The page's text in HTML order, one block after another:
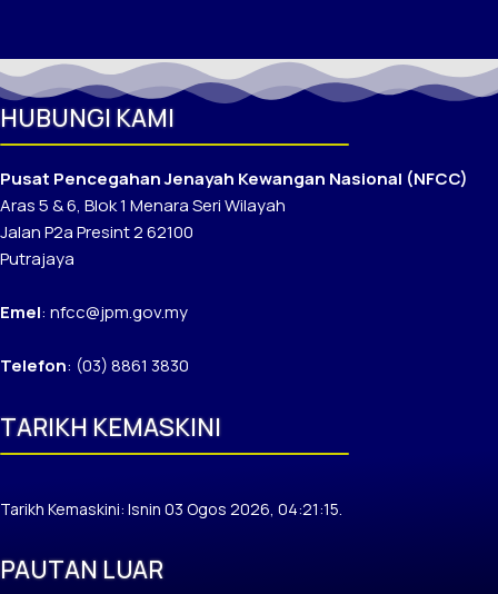
HUBUNGI KAMI
Pusat Pencegahan Jenayah Kewangan Nasional (NFCC)
Aras 5 & 6, Blok 1 Menara Seri Wilayah
Jalan P2a Presint 2 62100
Putrajaya
Emel: nfcc@jpm.gov.my
Telefon: (03) 8861 3830
TARIKH KEMASKINI
Tarikh Kemaskini: Isnin 03 Ogos 2026, 04:21:15.
PAUTAN LUAR